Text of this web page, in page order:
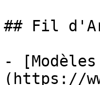
## Fil
-
(https://